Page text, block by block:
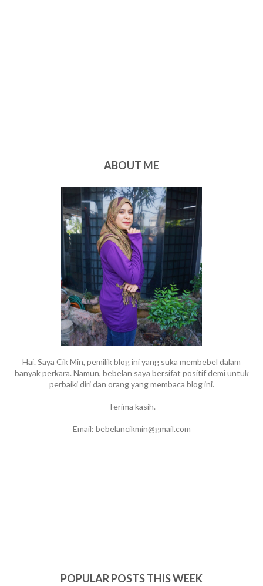
ABOUT ME
Hai. Saya Cik Min, pemilik blog ini yang suka membebel dalam
banyak perkara. Namun, bebelan saya bersifat positif demi untuk
perbaiki diri dan orang yang membaca blog ini.
Terima kasih.
Email: bebelancikmin@gmail.com
POPULAR POSTS THIS WEEK